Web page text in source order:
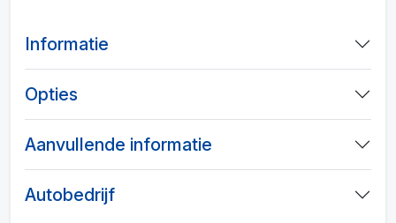
Informatie
Opties
Aanvullende informatie
Autobedrijf